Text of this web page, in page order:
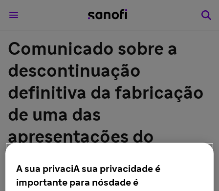
Comunicado sobre a
descontinuação
definitiva da fabricação
de uma das
apresentações do
Allegra® D 24 horas
A sua privaciA sua privacidade é
importante para nósdade é